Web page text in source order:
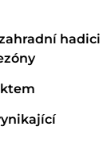
hadici